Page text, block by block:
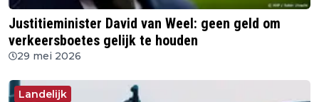
Justitieminister David van Weel: geen geld om
verkeersboetes gelijk te houden
29 mei 2026
Landelijk